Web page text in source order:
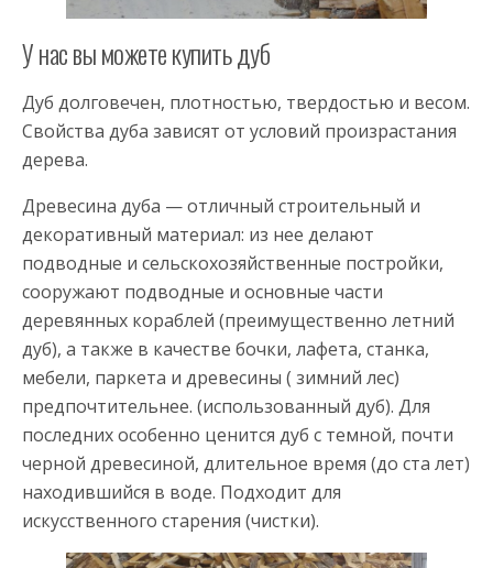
У нас вы можете купить дуб
Дуб долговечен, плотностью, твердостью и весом.
Свойства дуба зависят от условий произрастания
дерева.
Древесина дуба — отличный строительный и
декоративный материал: из нее делают
подводные и сельскохозяйственные постройки,
сооружают подводные и основные части
деревянных кораблей (преимущественно летний
дуб), а также в качестве бочки, лафета, станка,
мебели, паркета и древесины ( зимний лес)
предпочтительнее. (использованный дуб). Для
последних особенно ценится дуб с темной, почти
черной древесиной, длительное время (до ста лет)
находившийся в воде. Подходит для
искусственного старения (чистки).